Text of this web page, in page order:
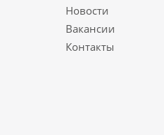
Новости
Вакансии
Контакты